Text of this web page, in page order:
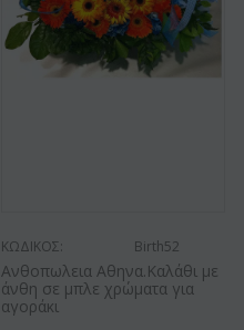
ΚΩΔΙΚΟΣ: Birth52
Ανθοπωλεια Αθηνα.Καλάθι με
άνθη σε μπλε χρώματα για
αγοράκι